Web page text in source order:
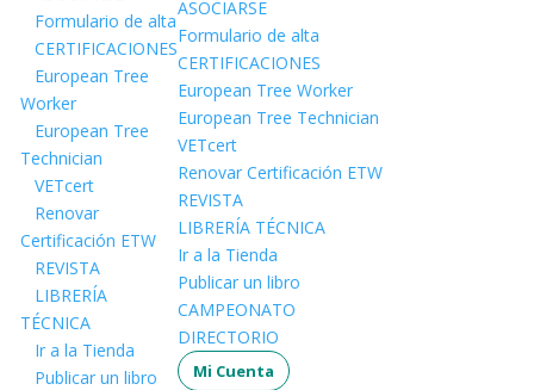
Formulario de alta
CERTIFICACIONES
European Tree
Worker
European Tree
Technician
VETcert
Renovar
Certificación ETW
REVISTA
LIBRERÍA
TÉCNICA
Ir a la Tienda
Publicar un libro
ASOCIARSE
Formulario de alta
CERTIFICACIONES
European Tree Worker
European Tree Technician
VETcert
Renovar Certificación ETW
REVISTA
LIBRERÍA TÉCNICA
Ir a la Tienda
Publicar un libro
CAMPEONATO
DIRECTORIO
Mi Cuenta